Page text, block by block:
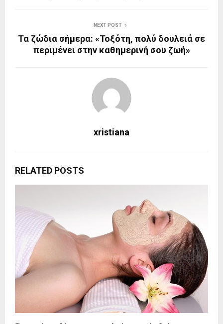
NEXT POST
Τα ζώδια σήμερα: «Τοξότη, πολύ δουλειά σε
περιμένει στην καθημερινή σου ζωή»
xristiana
RELATED POSTS